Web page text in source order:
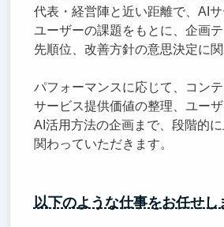
代表・経営陣と近い距離で、AI
ユーザーの課題をもとに、企画
先順位、改善方針の意思決定に関
パフォーマンスに応じて、コンテ
サービス提供価値の整理、ユーザ
AI活用方法の企画まで、段階的
関わっていただきます。
以下のような仕事をお任せし